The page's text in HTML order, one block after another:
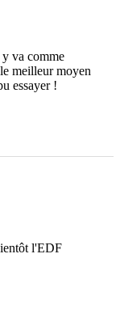
y va comme
meilleur moyen
essayer !
l'EDF